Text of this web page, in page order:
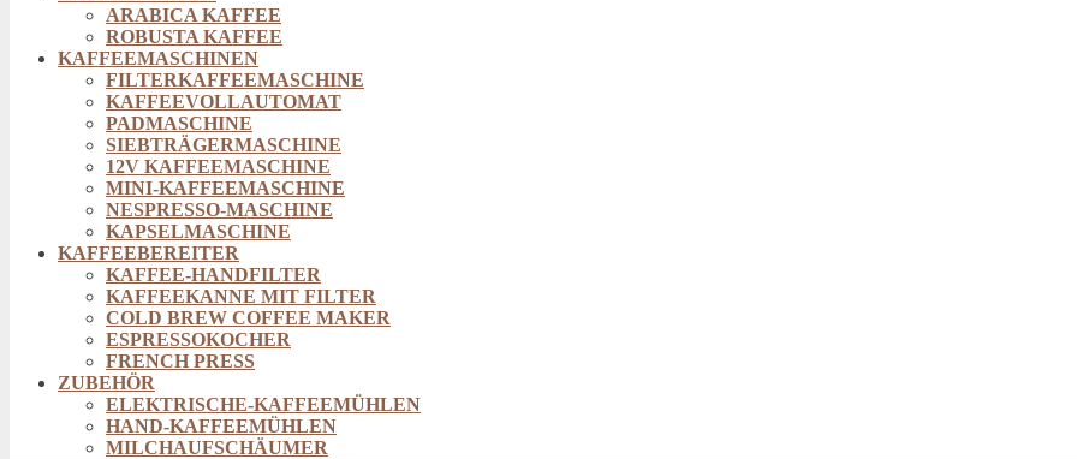
ARABICA KAFFEE
ROBUSTA KAFFEE
KAFFEEMASCHINEN
FILTERKAFFEEMASCHINE
KAFFEEVOLLAUTOMAT
PADMASCHINE
SIEBTRÄGERMASCHINE
12V KAFFEEMASCHINE
MINI-KAFFEEMASCHINE
NESPRESSO-MASCHINE
KAPSELMASCHINE
KAFFEEBEREITER
KAFFEE-HANDFILTER
KAFFEEKANNE MIT FILTER
COLD BREW COFFEE MAKER
ESPRESSOKOCHER
FRENCH PRESS
ZUBEHÖR
ELEKTRISCHE-KAFFEEMÜHLEN
HAND-KAFFEEMÜHLEN
MILCHAUFSCHÄUMER